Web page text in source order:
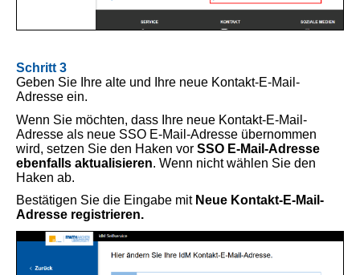
Schritt 3
Geben Sie Ihre alte und Ihre neue Kontakt-E-Mail-
Adresse ein.
Wenn Sie möchten, dass Ihre neue Kontakt-E-Mail-
Adresse als neue SSO E-Mail-Adresse übernommen
wird, setzen Sie den Haken vor SSO E-Mail-Adresse
ebenfalls aktualisieren. Wenn nicht wählen Sie den
Haken ab.
Bestätigen Sie die Eingabe mit Neue Kontakt-E-Mail-
Adresse registrieren.